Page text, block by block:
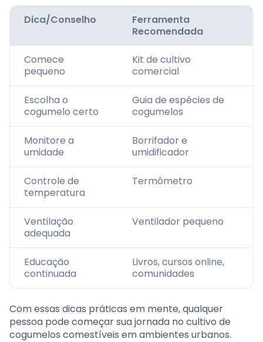
Dica/Conselho
Ferramenta
Recomendada
Comece
pequeno
Kit de cultivo
comercial
Escolha o
cogumelo certo
Guia de espécies de
cogumelos
Monitore a
umidade
Borrifador e
umidificador
Controle de
temperatura
Termômetro
Ventilação
adequada
Ventilador pequeno
Educação
continuada
Livros, cursos online,
comunidades
Com essas dicas práticas em mente, qualquer
pessoa pode começar sua jornada no cultivo de
cogumelos comestíveis em ambientes urbanos.